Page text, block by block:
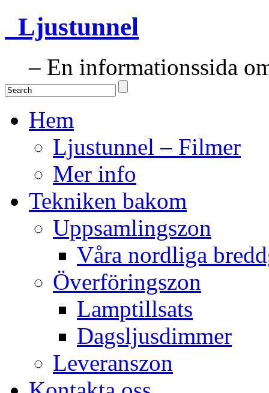
Ljustunnel
– En informationssida
Hem
Ljustunnel – Filmer
Mer info
Tekniken bakom
Uppsamlingszon
Våra nordliga
Överföringszon
Lamptillsats
Dagsljusdimmer
Leveranszon